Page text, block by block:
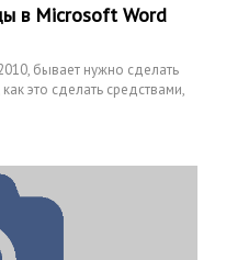
в Microsoft Word
бывает нужно сделать
это сделать средствами,